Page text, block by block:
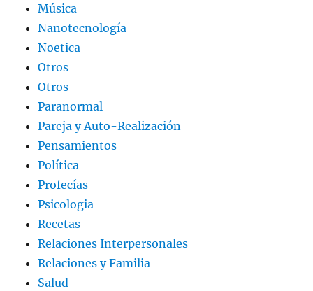
Música
Nanotecnología
Noetica
Otros
Otros
Paranormal
Pareja y Auto-Realización
Pensamientos
Política
Profecías
Psicologia
Recetas
Relaciones Interpersonales
Relaciones y Familia
Salud